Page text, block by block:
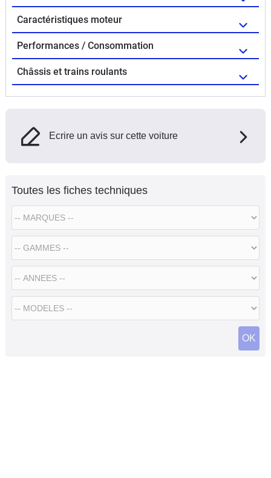
Caractéristiques moteur
Performances / Consommation
Châssis et trains roulants
Ecrire un avis sur cette voiture
Toutes les fiches techniques